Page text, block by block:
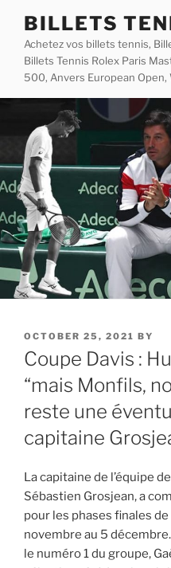
content
BILLETS
Achetez vos billets tennis,
Billets Tennis Rolex Paris
500, Anvers European
POSTED
ON
OCTOBER 25, 2021 BY
Coupe Davis :
“mais Monfils,
reste une
capitaine
La capitaine de l’équipe
Sébastien Grosjean, a
pour les phases finales
novembre au 5
le numéro 1 du groupe,